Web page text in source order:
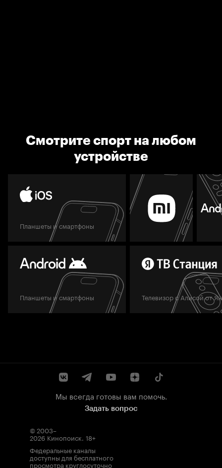
Смотрите спорт на любом
устройстве
Планшеты и смартфоны
Планшеты и смартфоны Телевизор с Алисой от
Мы всегда готовы вам помочь.
Задать вопрос
© 2003–
2026 Кинопоиск. 18+
Федеральные каналы
доступны для бесплатного
просмотра круглосуточно